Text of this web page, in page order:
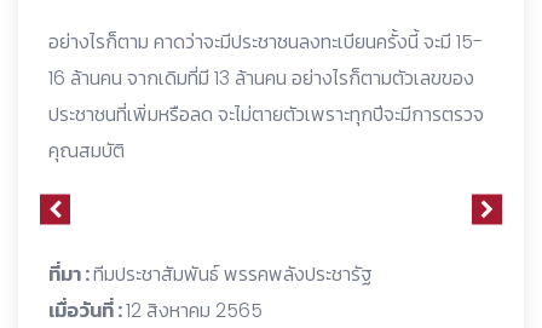
อย่างไรก็ตาม คาดว่าจะมีประชาชนลงทะเบียนครั้งนี้ จะมี 15-
16 ล้านคน จากเดิมที่มี 13 ล้านคน อย่างไรก็ตามตัวเลขของ
ประชาชนที่เพิ่มหรือลด จะไม่ตายตัวเพราะทุกปีจะมีการตรวจ
คุณสมบัติ
ที่มา :ทีมประชาสัมพันธ์ พรรคพลังประชารัฐ
เมื่อวันที่ :12 สิงหาคม 2565